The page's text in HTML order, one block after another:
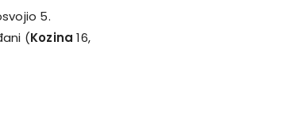
5.
(Kozina 16,